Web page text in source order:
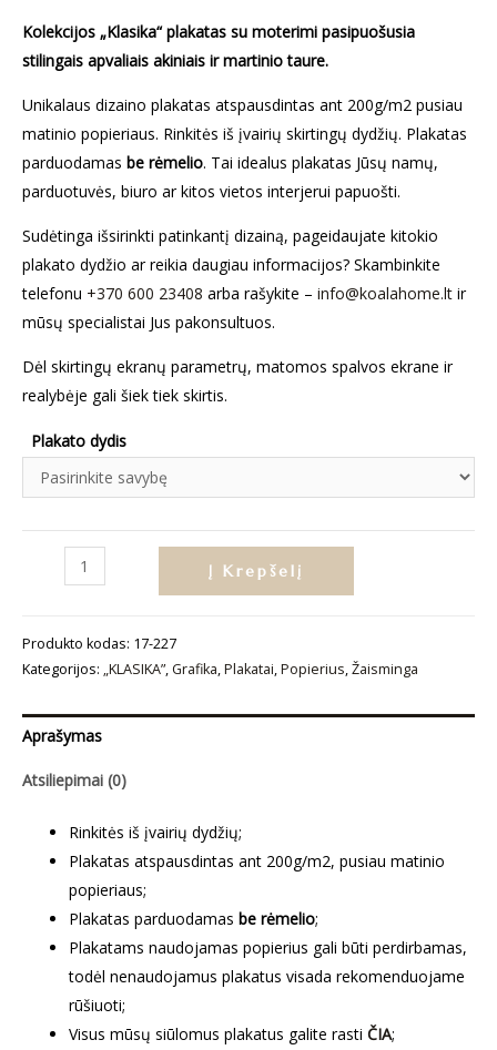
Kolekcijos „Klasika“ plakatas su moterimi pasipuošusia
stilingais apvaliais akiniais ir martinio taure.
Unikalaus dizaino plakatas atspausdintas ant 200g/m2 pusiau
matinio popieriaus. Rinkitės iš įvairių skirtingų dydžių. Plakatas
parduodamas be rėmelio. Tai idealus plakatas Jūsų namų,
parduotuvės, biuro ar kitos vietos interjerui papuošti.
Sudėtinga išsirinkti patinkantį dizainą, pageidaujate kitokio
plakato dydžio ar reikia daugiau informacijos? Skambinkite
telefonu +370 600 23408 arba rašykite – info@koalahome.lt ir
mūsų specialistai Jus pakonsultuos.
Dėl skirtingų ekranų parametrų, matomos spalvos ekrane ir
realybėje gali šiek tiek skirtis.
Plakato dydis
produkto
„Martini“
Į Krepšelį
Produkto kodas: 17-227
Kategorijos: „KLASIKA”,Grafika,Plakatai,Popierius,Žaisminga
Aprašymas
Atsiliepimai (0)
Rinkitės iš įvairių dydžių;
Plakatas atspausdintas ant 200g/m2, pusiau matinio
popieriaus;
Plakatas parduodamas be rėmelio;
Plakatams naudojamas popierius gali būti perdirbamas,
todėl nenaudojamus plakatus visada rekomenduojame
rūšiuoti;
Visus mūsų siūlomus plakatus galite rasti ČIA;